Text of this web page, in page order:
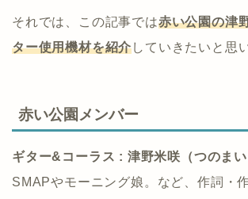
それでは、この記事では赤い公園の津
ター使用機材を紹介していきたいと思
赤い公園メンバー
ギター&コーラス : 津野米咲（つのまい
SMAPやモーニング娘。など、作詞・